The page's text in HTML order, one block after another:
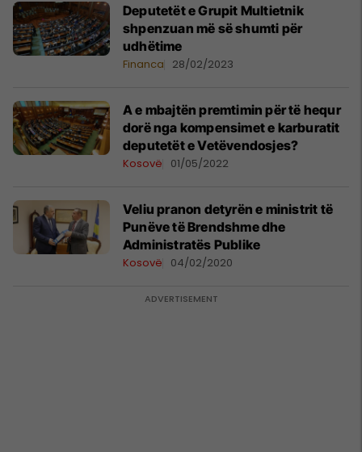
Deputetët e Grupit Multietnik
shpenzuan më së shumti për
udhëtime
Financa 28/02/2023
A e mbajtën premtimin për të hequr
dorë nga kompensimet e karburatit
deputetët e Vetëvendosjes?
Kosovë 01/05/2022
Veliu pranon detyrën e ministrit të
Punëve të Brendshme dhe
Administratës Publike
Kosovë 04/02/2020